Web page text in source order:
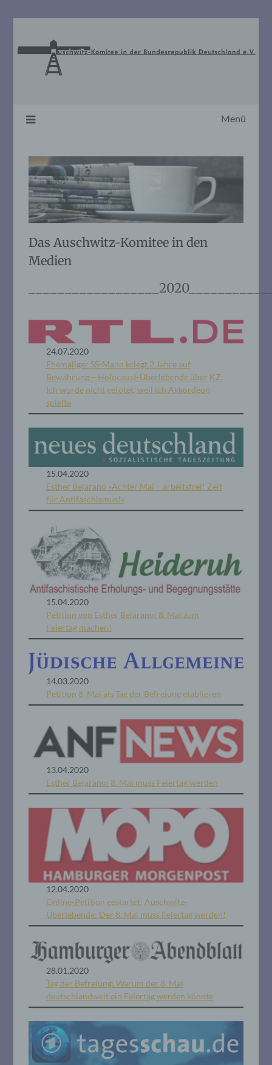
Menü
Das Auschwitz-Komitee in den
Medien
24.07.2020
Ehemaliger SS-Mann kriegt 2 Jahre auf
Bewährung – Holocaust-Überlebende über KZ:
Ich wurde nicht getötet, weil ich Akkordeon
spielte
15.04.2020
Esther Bejarano »Achter Mai – arbeitsfrei! Zeit
für Antifaschismus!«
15.04.2020
Petition von Esther Bejarano: 8. Mai zum
Feiertag machen!
14.03.2020
Petition 8. Mai als Tag der Befreiung etablieren
13.04.2020
Esther Bejarano: 8. Mai muss Feiertag werden
12.04.2020
Online-Petition gestartet: Auschwitz-
Überlebende: Der 8. Mai muss Feiertag werden!
28.01.2020
Tag der Befreiung: Warum der 8. Mai
deutschlandweit ein Feiertag werden könnte